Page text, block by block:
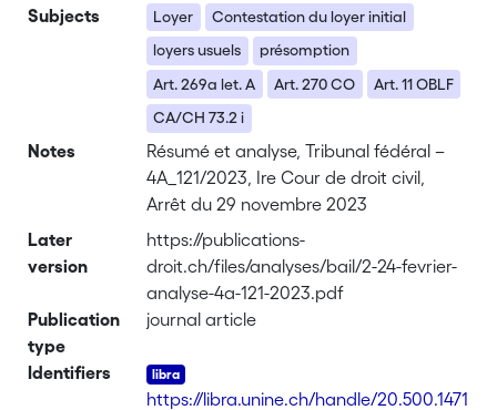
Subjects
Loyer
Contestation du loyer initial
loyers usuels
présomption
Art. 269a let. A
Art. 270 CO
Art. 11 OBLF
CA/CH 73.2 i
Notes
Résumé et analyse, Tribunal fédéral –
4A_121/2023, Ire Cour de droit civil,
Arrêt du 29 novembre 2023
Later
version
https://publications-
droit.ch/files/analyses/bail/2-24-fevrier-
analyse-4a-121-2023.pdf
Publication
type
journal article
Identifiers
https://libra.unine.ch/handle/20.500.1471